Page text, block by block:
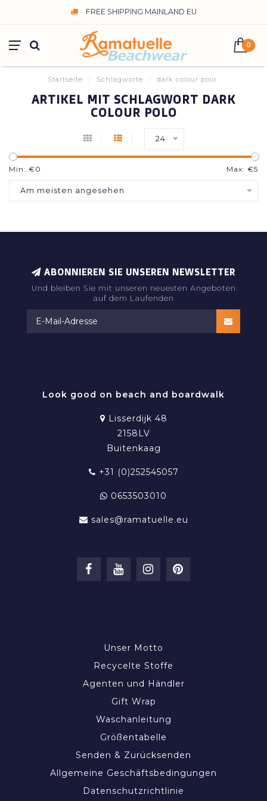
FREE SHIPPING MAINLAND EU
0
Startseite / Schlagworte / dark colour polo
ARTIKEL MIT SCHLAGWORT DARK
COLOUR POLO
24
Min: €0 Max: €5
Am meisten angesehen
ABONNIEREN SIE UNSEREN NEWSLETTER
Und bleiben Sie mit unseren neuesten Angeboten
auf dem Laufenden
Look good on beach and boardwalk
Lisserdijk 48
2158LV
Buitenkaag
+31 (0)252545057
0653503010
sales@ramatuelle.eu
Unser Motto
Recycelte Stoffe
Agenten und Händler
Gift Wrap
Waschanleitung
Größentabelle
Senden & Zurücksenden
Allgemeine Geschäftsbedingungen
Datenschutzrichtlinie